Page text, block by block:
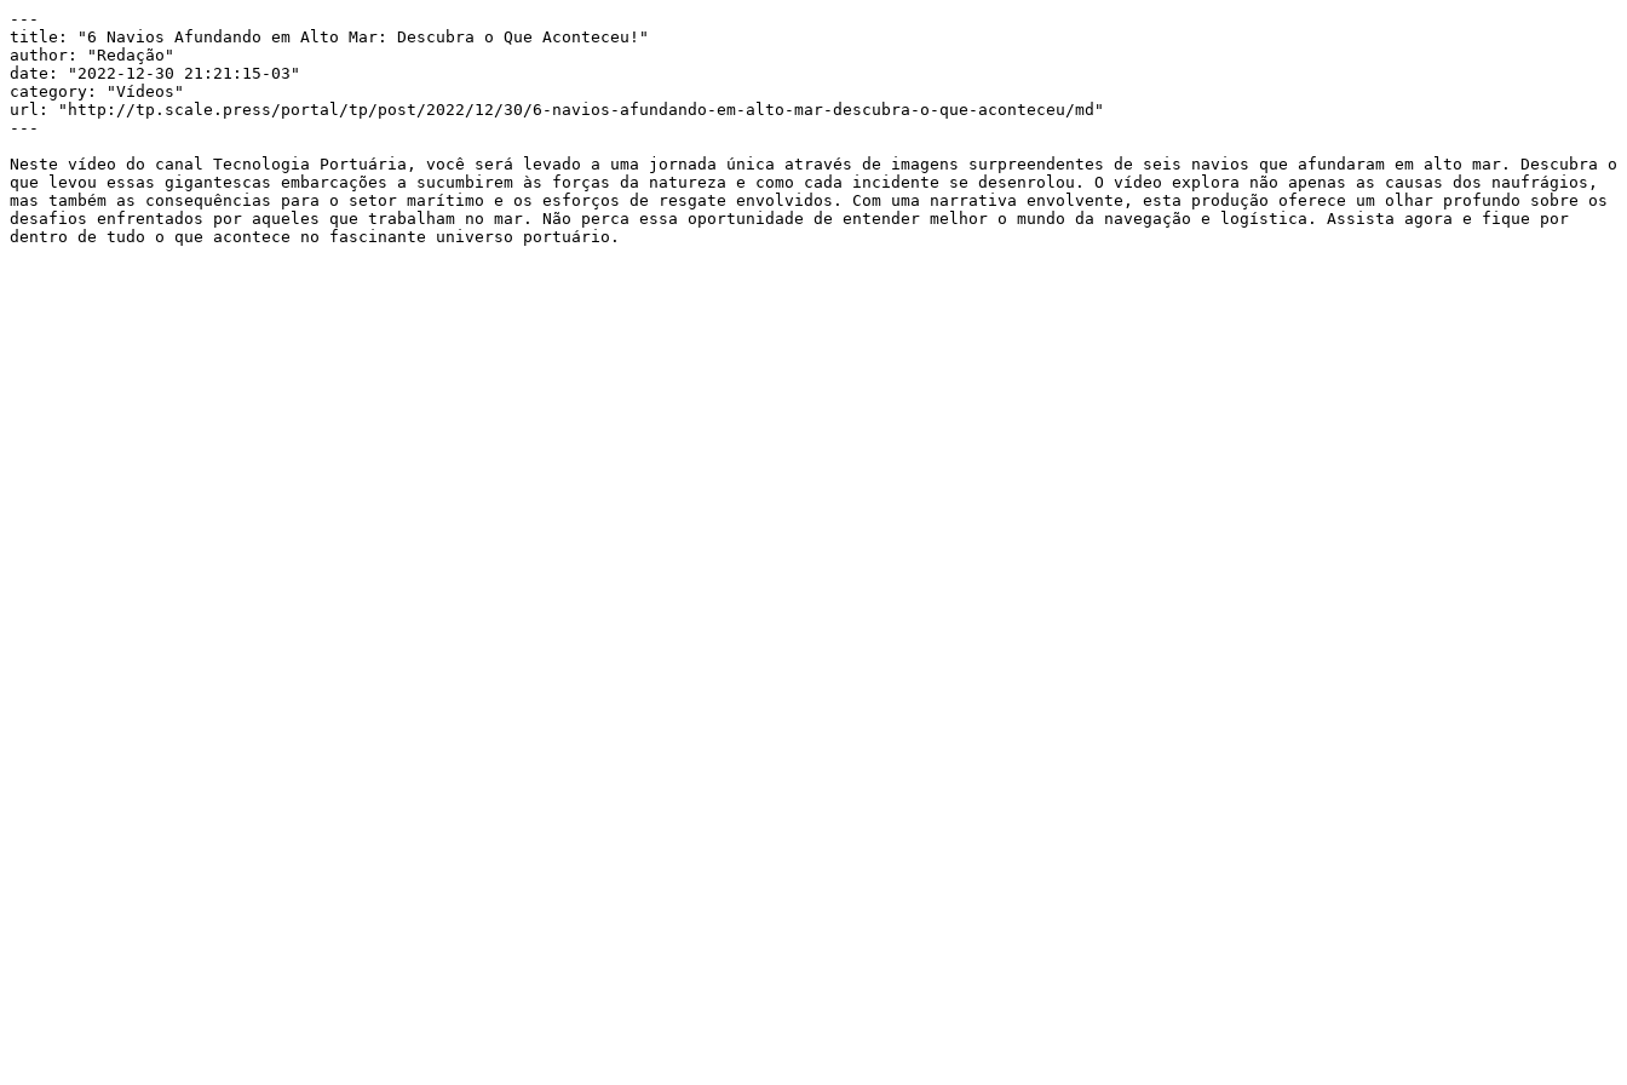
---
title: "6 Navios Afundando em Alto Mar: Descubra o Que Aconteceu!"
author: "Redação"
date: "2022-12-30 21:21:15-03"
category: "Vídeos"
url: "http://tp.scale.press/portal/tp/post/2022/12/30/6-navios-afundando-em-alto-mar-descubra-o-que-aconteceu/md"
---
Neste vídeo do canal Tecnologia Portuária, você será levado a uma jornada única através de imagens surpreendentes de seis navios que afundaram em alto mar. Descubra o
que levou essas gigantescas embarcações a sucumbirem às forças da natureza e como cada incidente se desenrolou. O vídeo explora não apenas as causas dos naufrágios,
mas também as consequências para o setor marítimo e os esforços de resgate envolvidos. Com uma narrativa envolvente, esta produção oferece um olhar profundo sobre os
desafios enfrentados por aqueles que trabalham no mar. Não perca essa oportunidade de entender melhor o mundo da navegação e logística. Assista agora e fique por
dentro de tudo o que acontece no fascinante universo portuário.